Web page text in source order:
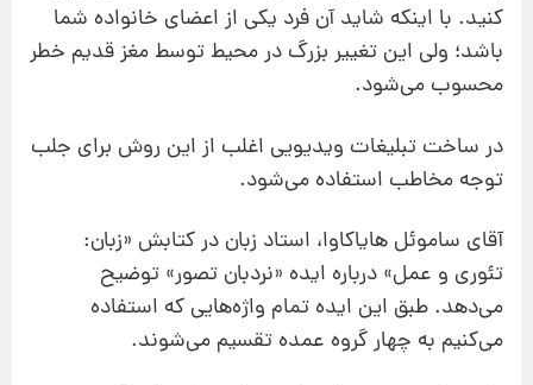
‌کنید. با اینکه شاید آن فرد یکی از اعضای خانواده شما
باشد؛ ولی این تغییر بزرگ در محیط توسط مغز قدیم خطر
محسوب می‌شود.
در ساخت تبلیغات ویدیویی اغلب از این روش برای جلب
توجه مخاطب استفاده می‌شود.
آقای ساموئل هایاکاوا، استاد زبان در کتابش «زبان:
تئوری و عمل» درباره ایده «نردبان تصور» توضیح
می‌دهد. طبق این ایده تمام واژه‌هایی که استفاده
می‌کنیم به چهار گروه عمده تقسیم می‌شوند.